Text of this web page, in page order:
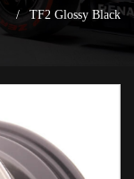
TF2 Glossy Black